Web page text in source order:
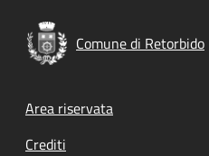
Comune di Retorbido
Footer menu
Area riservata
Crediti